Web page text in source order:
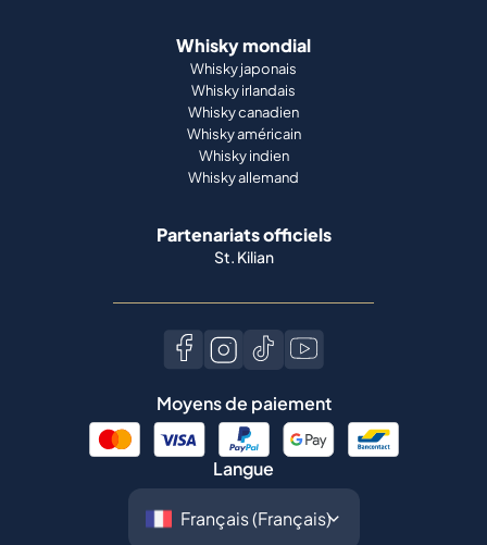
Whisky mondial
Whisky japonais
Whisky irlandais
Whisky canadien
Whisky américain
Whisky indien
Whisky allemand
Partenariats officiels
St. Kilian
Moyens de paiement
Langue